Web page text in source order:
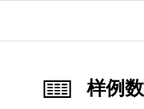
样例